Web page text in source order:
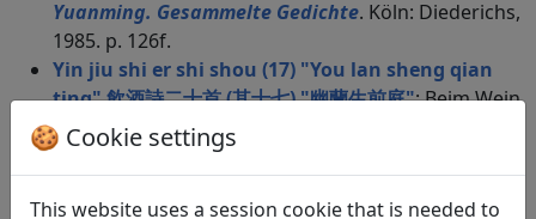
Yuanming. Gesammelte Gedichte. Köln: Diederichs,
1985. p. 126f.
Yin jiu shi er shi shou (17) "You lan sheng qian
ting" 飲酒詩二十首 (其十七) "幽蘭生前庭": Beim Wein
geschrieben, XVII (Tao Yuanming 陶淵明)
in: Pohl, Karl-Heinz.
Yuanming. Gesammelte Gedichte. Köln: Diederichs,
1985. p. 127.
🍪 Cookie settings
This website uses a session cookie that is needed to